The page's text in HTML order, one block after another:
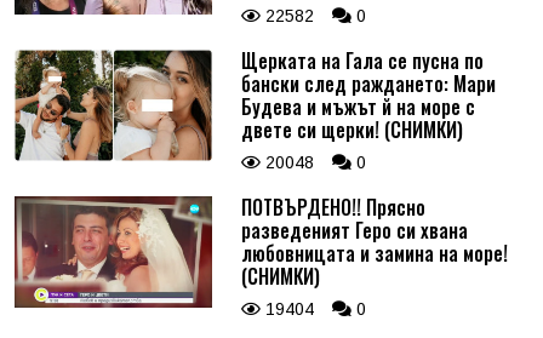
22582 0
Щерката на Гала се пусна по
бански след раждането: Мари
Будева и мъжът й на море с
двете си щерки! (СНИМКИ)
20048 0
ПОТВЪРДЕНО!! Прясно
разведеният Геро си хвана
любовницата и замина на море!
(СНИМКИ)
19404 0